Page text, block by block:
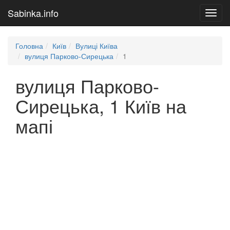
Sabinka.info
Головна Київ
Вулиці Київа
вулиця Парково-Сирецька
1
вулиця Парково-
Сирецька, 1 Київ на
мапі